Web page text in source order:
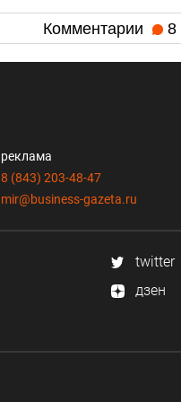
Комментарии 8
реклама
8 (843) 203-48-47
mir@business-gazeta.ru
twitter
дзен